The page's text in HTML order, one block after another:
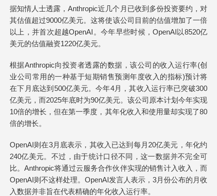
据知情人士透露，Anthropic近几个月已收到多份投资要约，对
其估值超过9000亿美元。这将使该公司目前的估值增加了一倍
以上，并首次超越OpenAI。今年早些时候，OpenAI以8520亿
美元的估值融资1220亿美元。
根据Anthropic向投资者透露的数据，该公司的收入运行率(创
业公司常用的一种基于短期销售预测年度收入的指标)预计将
在下月底达到500亿美元。今年4月，其收入运行率已突破300
亿美元，而2025年底时为90亿美元。该公司原本计划今年实现
10倍的增长，但在第一季度，其年化收入和使用量却实现了80
倍的增长。
OpenAI则在3月底表示，其收入已达到每月20亿美元，年化约
240亿美元。不过，由于统计口径不同，这一数据并不完全可
比。Anthropic将通过云服务合作伙伴实现的销售计入收入，而
OpenAI则不这样处理。OpenAI发言人表示，3月份公布的月收
入数据并非旨在代表精确的年化收入运行率。